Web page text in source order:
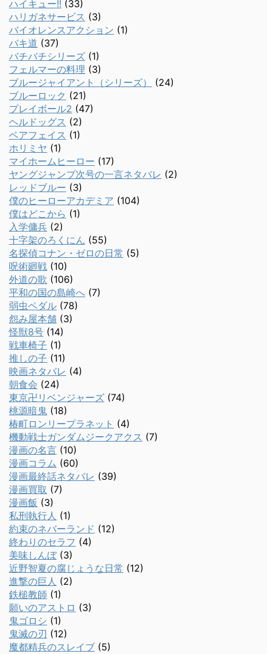
ハイキュー!! (33)
ハリガネサービス (3)
バイオレンスアクション (1)
バキ道 (37)
バチバチシリーズ (1)
フェルマーの料理 (3)
ブルージャイアント（シリーズ）
(24)
ブルーロック (21)
プレイボール2 (47)
ヘルドッグス (2)
ベアフェイス (1)
ホリミヤ (1)
マイホームヒーロー (17)
ヤングジャンプ次号の一言ネタバレ (2)
レッドブルー (3)
僕のヒーローアカデミア (104)
僕はどこから (1)
入学傭兵 (2)
十字架のろくにん (55)
名探偵コナン・ゼロの日常 (5)
呪術廻戦 (10)
外道の歌 (106)
平和の国の島崎へ (7)
弱虫ペダル (78)
怨み屋本舗 (3)
怪獣8号 (14)
戦車椅子 (1)
推しの子 (11)
映画ネタバレ (4)
朝食会 (24)
東京卍リベンジャーズ (74)
桃源暗鬼 (18)
椿町ロンリープラネット (4)
機動戦士ガンダムジークアクス (7)
漫画の名言 (10)
漫画コラム (60)
漫画最終話ネタバレ (39)
漫画買取 (7)
漫画飯 (3)
私刑執行人 (1)
約束のネバーランド (12)
終わりのセラフ (4)
美味しんぼ(3)
近野智夏の腐じょうな日常 (12)
進撃の巨人 (2)
鉄槌教師 (1)
願いのアストロ (3)
鬼ゴロシ (1)
鬼滅の刃 (12)
魔都精兵のスレイブ (5)